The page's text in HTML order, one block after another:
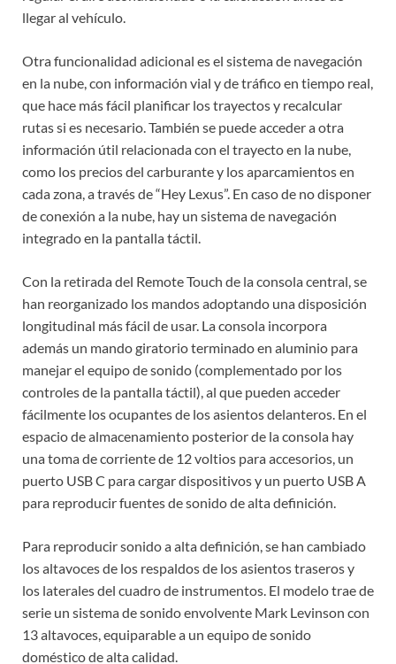
llegar al vehículo.
Otra funcionalidad adicional es el sistema de navegación
en la nube, con información vial y de tráfico en tiempo real,
que hace más fácil planificar los trayectos y recalcular
rutas si es necesario. También se puede acceder a otra
información útil relacionada con el trayecto en la nube,
como los precios del carburante y los aparcamientos en
cada zona, a través de “Hey Lexus”. En caso de no disponer
de conexión a la nube, hay un sistema de navegación
integrado en la pantalla táctil.
Con la retirada del Remote Touch de la consola central, se
han reorganizado los mandos adoptando una disposición
longitudinal más fácil de usar. La consola incorpora
además un mando giratorio terminado en aluminio para
manejar el equipo de sonido (complementado por los
controles de la pantalla táctil), al que pueden acceder
fácilmente los ocupantes de los asientos delanteros. En el
espacio de almacenamiento posterior de la consola hay
una toma de corriente de 12 voltios para accesorios, un
puerto USB C para cargar dispositivos y un puerto USB A
para reproducir fuentes de sonido de alta definición.
Para reproducir sonido a alta definición, se han cambiado
los altavoces de los respaldos de los asientos traseros y
los laterales del cuadro de instrumentos. El modelo trae de
serie un sistema de sonido envolvente Mark Levinson con
13 altavoces, equiparable a un equipo de sonido
doméstico de alta calidad.